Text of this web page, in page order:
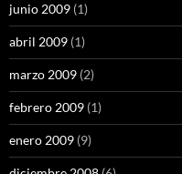
junio 2009 (1)
abril 2009 (1)
marzo 2009 (2)
febrero 2009 (1)
enero 2009 (9)